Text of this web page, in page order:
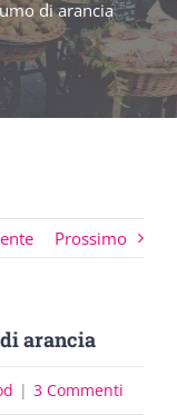
di arancia
Prossimo
arancia
| 3 Commenti